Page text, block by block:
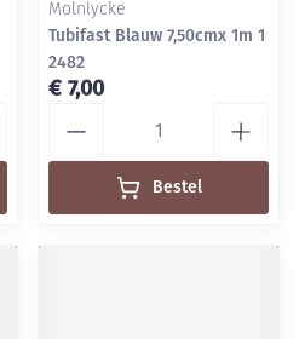
Molnlycke
Tubifast Blauw 7,50cmx 1m 1
2482
€ 7,00
Bestel